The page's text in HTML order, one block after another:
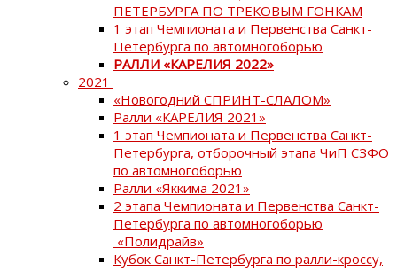
ПЕТЕРБУРГА ПО ТРЕКОВЫМ ГОНКАМ
1 этап Чемпионата и Первенства Санкт-
Петербурга по автомногоборью
РАЛЛИ «КАРЕЛИЯ 2022»
2021
«Новогодний СПРИНТ-СЛАЛОМ»
Ралли «КАРЕЛИЯ 2021»
1 этап Чемпионата и Первенства Санкт-
Петербурга, отборочный этапа ЧиП СЗФО
по автомногоборью
Ралли «Яккима 2021»
2 этапа Чемпионата и Первенства Санкт-
Петербурга по автомногоборью
«Полидрайв»
Кубок Санкт-Петербурга по ралли-кроссу,